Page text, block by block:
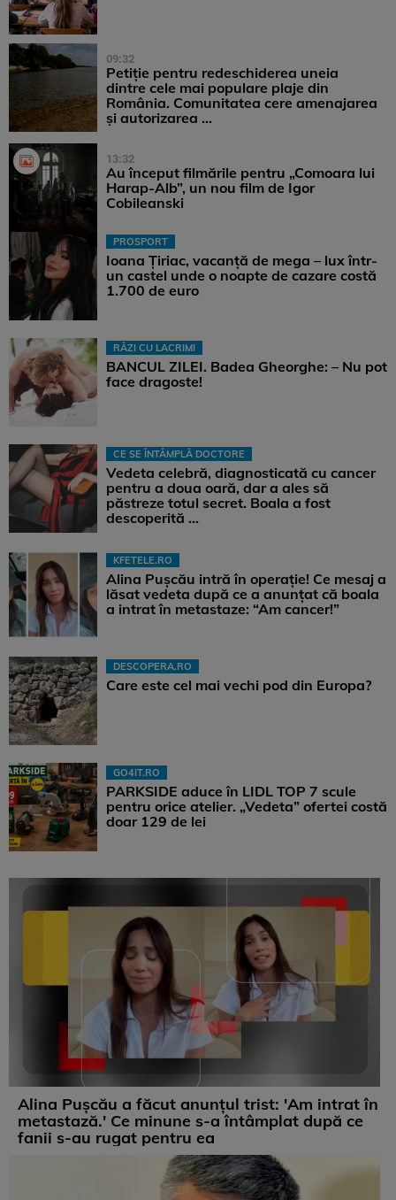
09:32
Petiție pentru redeschiderea uneia
dintre cele mai populare plaje din
România. Comunitatea cere amenajarea
și autorizarea ...
13:32
Au început filmările pentru „Comoara lui
Harap-Alb”, un nou film de Igor
Cobileanski
PROSPORT
Ioana Țiriac, vacanță de mega – lux într-
un castel unde o noapte de cazare costă
1.700 de euro
RÂZI CU LACRIMI
BANCUL ZILEI. Badea Gheorghe: – Nu pot
face dragoste!
CE SE ÎNTÂMPLĂ DOCTORE
Vedeta celebră, diagnosticată cu cancer
pentru a doua oară, dar a ales să
păstreze totul secret. Boala a fost
descoperită ...
KFETELE.RO
Alina Pușcău intră în operație! Ce mesaj a
lăsat vedeta după ce a anunțat că boala
a intrat în metastaze: “Am cancer!”
DESCOPERA.RO
Care este cel mai vechi pod din Europa?
GO4IT.RO
PARKSIDE aduce în LIDL TOP 7 scule
pentru orice atelier. „Vedeta” ofertei costă
doar 129 de lei
Alina Pușcău a făcut anunțul trist: 'Am intrat în
metastază.' Ce minune s-a întâmplat după ce
fanii s-au rugat pentru ea